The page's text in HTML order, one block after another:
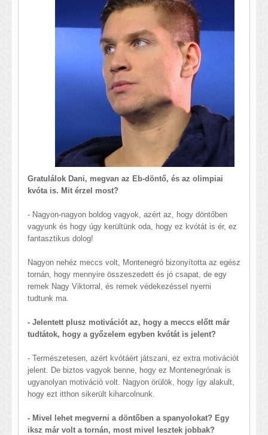
Gratulálok Dani, megvan az Eb-döntő, és az olimpiai
kvóta is. Mit érzel most?
- Nagyon-nagyon boldog vagyok, azért az, hogy döntőben
vagyunk és hogy úgy kerültünk oda, hogy ez kvótát is ér, ez
fantasztikus dolog!
Nagyon nehéz meccs volt, Montenegró bizonyította az egész
tornán, hogy mennyire összeszedett és jó csapat, de egy
remek Nagy Viktorral, és remek védekezéssel nyerni
tudtunk ma.
- Jelentett plusz motivációt az, hogy a meccs előtt már
tudtátok, hogy a győzelem egyben kvótát is jelent?
- Természetesen, azért kvótáért játszani, ez extra motivációt
jelent. De biztos vagyok benne, hogy ez Montenegrónak is
ugyanolyan motiváció volt. Nagyon örülök, hogy így alakult,
hogy ezt itthon sikerült kiharcolnunk.
- Mivel lehet megverni a döntőben a spanyolokat? Egy
iksz már volt a tornán, most mivel lesztek jobbak?